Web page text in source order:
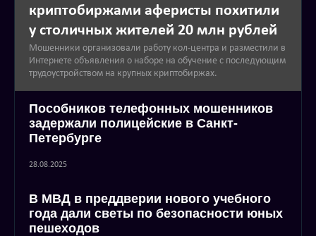
криптобиржами аферисты похитили
у столичных жителей 20 млн рублей
Мошенники организовали работу кол-центра и разместили в
Интернете объявления о наборе на обучение с последующим
трудоустройством на крупных криптобиржах.
Пособников телефонных мошенников
задержали полицейские в Санкт-
Петербурге
28.08.2025
В МВД в преддверии нового учебного
года дали светы по безопасности юных
пешеходов